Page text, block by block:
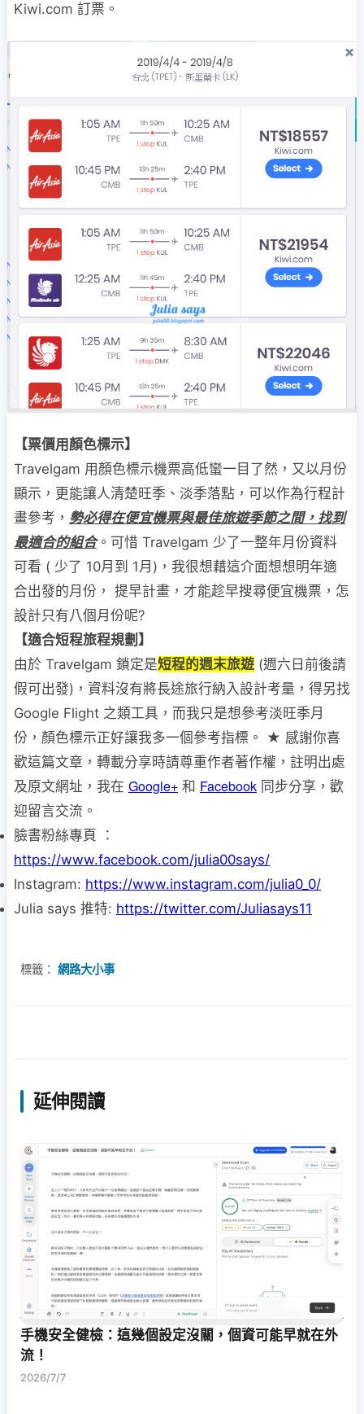
Kiwi.com 訂票。
【票價用顏色標示】
Travelgam 用顏色標示機票高低蠻一目了然，又以月份
顯示，更能讓人清楚旺季、淡季落點，可以作為行程計
畫參考， 勢必得在便宜機票與最佳旅遊季節之間，找到
最適合的組合。可惜 Travelgam 少了一整年月份資料
可看 ( 少了 10月到 1月)，我很想藉這介面想想明年適
合出發的月份， 提早計畫，才能趁早搜尋便宜機票，怎
設計只有八個月份呢?
【適合短程旅程規劃】
由於 Travelgam 鎖定是短程的週末旅遊 (週六日前後請
假可出發)，資料沒有將長途旅行納入設計考量，得另找
Google Flight 之類工具，而我只是想參考淡旺季月
份，顏色標示正好讓我多一個參考指標。 ★ 感謝你喜
歡這篇文章，轉載分享時請尊重作者著作權，註明出處
及原文網址，我在 Google+ 和 Facebook 同步分享，歡
迎留言交流。
臉書粉絲專頁 ：
https://www.facebook.com/julia00says/
Instagram: https://www.instagram.com/julia0_0/
Julia says 推特: https://twitter.com/Juliasays11
標籤： 網路大小事
延伸閱讀
手機安全健檢：這幾個設定沒關，個資可能早就在外
流！
2026/7/7